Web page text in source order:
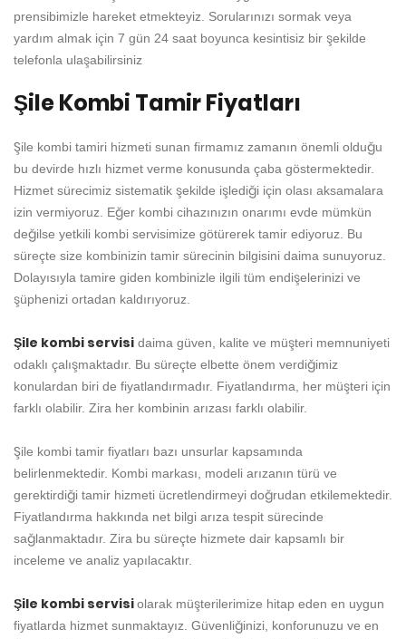
prensibimizle hareket etmekteyiz. Sorularınızı sormak veya
yardım almak için 7 gün 24 saat boyunca kesintisiz bir şekilde
telefonla ulaşabilirsiniz
Şile Kombi Tamir Fiyatları
Şile kombi tamiri hizmeti sunan firmamız zamanın önemli olduğu
bu devirde hızlı hizmet verme konusunda çaba göstermektedir.
Hizmet sürecimiz sistematik şekilde işlediği için olası aksamalara
izin vermiyoruz. Eğer kombi cihazınızın onarımı evde mümkün
değilse yetkili kombi servisimize götürerek tamir ediyoruz. Bu
süreçte size kombinizin tamir sürecinin bilgisini daima sunuyoruz.
Dolayısıyla tamire giden kombinizle ilgili tüm endişelerinizi ve
şüphenizi ortadan kaldırıyoruz.
Şile kombi servisi daima güven, kalite ve müşteri memnuniyeti
odaklı çalışmaktadır. Bu süreçte elbette önem verdiğimiz
konulardan biri de fiyatlandırmadır. Fiyatlandırma, her müşteri için
farklı olabilir. Zira her kombinin arızası farklı olabilir.
Şile kombi tamir fiyatları bazı unsurlar kapsamında
belirlenmektedir. Kombi markası, modeli arızanın türü ve
gerektirdiği tamir hizmeti ücretlendirmeyi doğrudan etkilemektedir.
Fiyatlandırma hakkında net bilgi arıza tespit sürecinde
sağlanmaktadır. Zira bu süreçte hizmete dair kapsamlı bir
inceleme ve analiz yapılacaktır.
Şile kombi servisiolarak müşterilerimize hitap eden en uygun
fiyatlarda hizmet sunmaktayız. Güvenliğinizi, konforunuzu ve en